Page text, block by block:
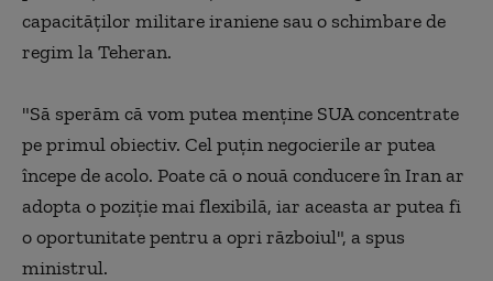
capacităţilor militare iraniene sau o schimbare de
regim la Teheran.
"Să sperăm că vom putea menţine SUA concentrate
pe primul obiectiv. Cel puţin negocierile ar putea
începe de acolo. Poate că o nouă conducere în Iran ar
adopta o poziţie mai flexibilă, iar aceasta ar putea fi
o oportunitate pentru a opri războiul", a spus
ministrul.